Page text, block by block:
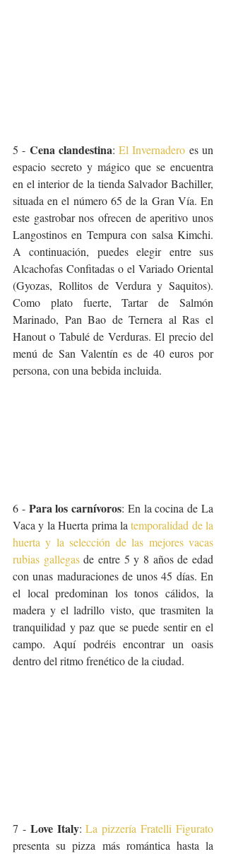
5 - Cena clandestina: El Invernadero es un
espacio secreto y mágico que se encuentra
en el interior de la tienda Salvador Bachiller,
situada en el número 65 de la Gran Vía. En
este gastrobar nos ofrecen de aperitivo unos
Langostinos en Tempura con salsa Kimchi.
A continuación, puedes elegir entre sus
Alcachofas Confitadas o el Variado Oriental
(Gyozas, Rollitos de Verdura y Saquitos).
Como plato fuerte, Tartar de Salmón
Marinado, Pan Bao de Ternera al Ras el
Hanout o Tabulé de Verduras. El precio del
menú de San Valentín es de 40 euros por
persona, con una bebida incluida.
6 - Para los carnívoros: En la cocina de La
Vaca y la Huerta prima la temporalidad de la
huerta y la selección de las mejores vacas
rubias gallegas de entre 5 y 8 años de edad
con unas maduraciones de unos 45 días. En
el local predominan los tonos cálidos, la
madera y el ladrillo visto, que trasmiten la
tranquilidad y paz que se puede sentir en el
campo. Aquí podréis encontrar un oasis
dentro del ritmo frenético de la ciudad.
7 - Love Italy: La pizzería Fratelli Figurato
presenta su pizza más romántica hasta la